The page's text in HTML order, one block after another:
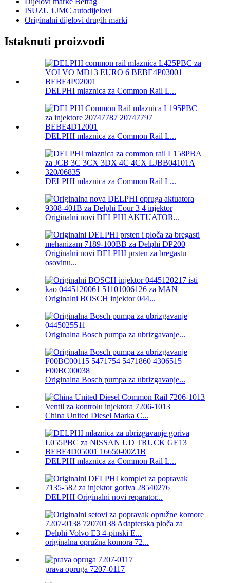
ISUZU i JMC autodijelovi
Originalni dijelovi drugih marki
Istaknuti proizvodi
DELPHI mlaznica za Common Rail L...
DELPHI mlaznica za Common Rail L...
DELPHI mlaznica za Common Rail L...
Originalni novi DELPHI AKTUATOR...
Originalni novi DELPHI prsten za bregastu
osovinu...
Originalni BOSCH injektor 044...
Originalna Bosch pumpa za ubrizgavanje...
Originalna Bosch pumpa za ubrizgavanje...
China United Diesel Marka C...
DELPHI mlaznica za Common Rail L...
DELPHI Originalni novi reparator...
originalna opružna komora 72...
prava opruga 7207-0117